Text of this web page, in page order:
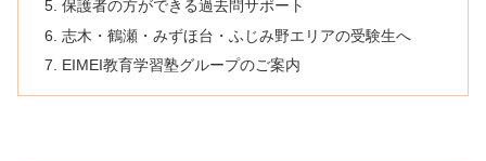
保護者の方ができる過去問サポート
志木・鶴瀬・みずほ台・ふじみ野エリアの受験生へ
EIMEI教育学習塾グループのご案内